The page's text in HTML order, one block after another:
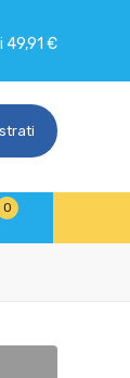
49,91 €
0